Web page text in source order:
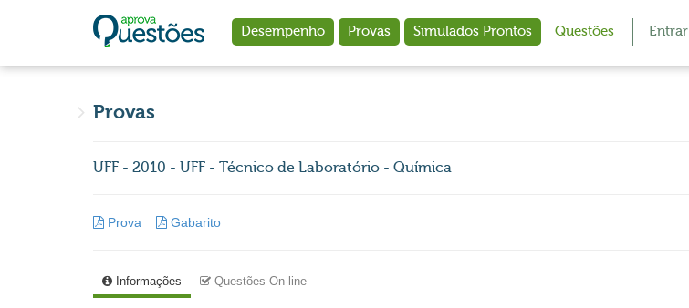
Desempenho Provas Simulados Prontos Questões Entrar
Provas
UFF - 2010 - UFF - Técnico de Laboratório - Química
Prova Gabarito
Informações Questões On-line